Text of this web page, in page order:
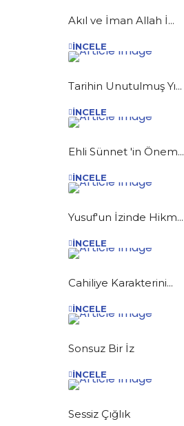
Akıl ve İman Allah İ...
İNCELE
Tarihin Unutulmuş Yı...
İNCELE
Ehli Sünnet 'in Önem...
İNCELE
Yusuf'un İzinde Hikm...
İNCELE
Cahiliye Karakterini...
İNCELE
Sonsuz Bir İz
İNCELE
Sessiz Çığlık